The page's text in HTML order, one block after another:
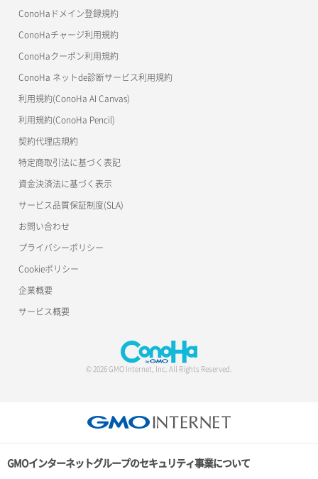
OpenStack CLI
Terraform
s3cmd
公開API(ConoHa VPS Ver.2.0)
ConoHaドメイン登録規約
ConoHaチャージ利用規約
ConoHaクーポン利用規約
ConoHa ネットde診断サービス利用規約
利用規約(ConoHa AI Canvas)
利用規約(ConoHa Pencil)
契約代理店規約
特定商取引法に基づく表記
資金決済法に基づく表示
サービス品質保証制度(SLA)
お問い合わせ
プライバシーポリシー
Cookieポリシー
企業概要
サービス概要
© 2026 GMO Internet, Inc. All Rights Reserved.
GMOインターネットグループのセキュリティ事業について